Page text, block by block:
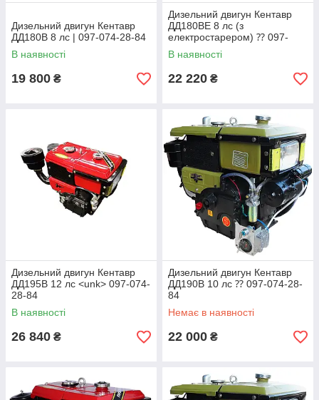
Дизельний двигун Кентавр
ДД180В 8 лс | 097-074-28-84
В наявності
19 800 ₴
Дизельний двигун Кентавр
ДД180ВЕ 8 лс (з
електростарером) ⁇ 097-
074-28-84
В наявності
22 220 ₴
Дизельний двигун Кентавр
ДД195В 12 лс <unk> 097-074-
28-84
В наявності
26 840 ₴
Дизельний двигун Кентавр
ДД190В 10 лс ⁇ 097-074-28-
84
Немає в наявності
22 000 ₴